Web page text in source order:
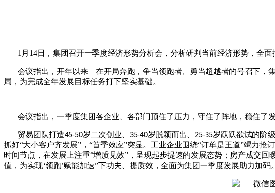
1 月 14日，集团召开一季度经济形势分析会，分析研判当前经济形势，全面
会议指出，开年以来，在开局奔跑，争当领跑者、勇当超越者的号召下，
局，为完成全年发展目标任务打下坚实基础。
会议指出，一季度集团各企业、各部门顶住了压力，守住了阵地，稳住了
贸易团队打造45-50岁二次创业、 35-40岁脱颖而出、 25-35岁跃跃欲试的阶
抓好“大小客户齐发展”，“首季效应”突显。 工业企业围绕“订单是王道”竭力抢
时间节点，在发展上注重“增质见效”，呈现起步提速的发展态势；房产成交回
值，为实现‘领跑’赋能加速”下功夫、提质效，全面为集团一季度发展助力加码。